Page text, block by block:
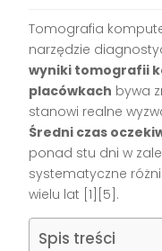
Tomografia
narzędzie
wyniki tomografii
placówkach bywa
stanowi realne
Średni czas
ponad stu dni w
systematyczne
wielu lat [1][5] .
Spis treści